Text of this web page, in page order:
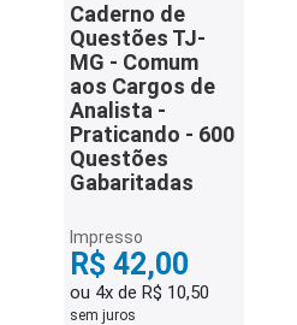
Caderno de
Questões TJ-
MG - Comum
aos Cargos de
Analista -
Praticando - 600
Questões
Gabaritadas
Impresso
R$ 42,00
ou 4x de R$ 10,50
sem juros